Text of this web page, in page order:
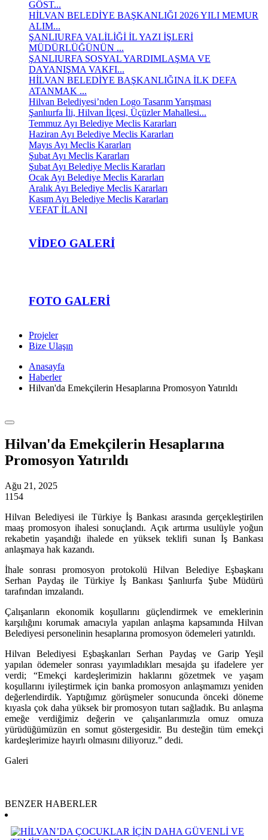
GÖST...
HİLVAN BELEDİYE BAŞKANLIĞI 2026 YILI MEMUR
ALIM...
ŞANLIURFA VALİLİĞİ İL YAZI İŞLERİ
MÜDÜRLÜĞÜNÜN ...
ŞANLIURFA SOSYAL YARDIMLAŞMA VE
DAYANIŞMA VAKFI...
HİLVAN BELEDİYE BAŞKANLIĞINA İLK DEFA
ATANMAK ...
Hilvan Belediyesi’nden Logo Tasarım Yarışması
Şanlıurfa İli, Hilvan İlçesi, Üçüzler Mahallesi...
Temmuz Ayı Belediye Meclis Kararları
Haziran Ayı Belediye Meclis Kararları
Mayıs Ayı Meclis Kararları
Şubat Ayı Meclis Kararları
Şubat Ayı Belediye Meclis Kararları
Ocak Ayı Belediye Meclis Kararları
Aralık Ayı Belediye Meclis Kararları
Kasım Ayı Belediye Meclis Kararları
VEFAT İLANI
VIDEO GALERI
FOTO GALERI
Projeler
Bize Ulaşın
Anasayfa
Haberler
Hilvan'da Emekçilerin Hesaplarına Promosyon Yatırıldı
Hilvan'da Emekçilerin Hesaplarına
Promosyon Yatırıldı
Ağu 21, 2025
1154
Hilvan Belediyesi ile Türkiye İş Bankası arasında gerçekleştirilen
maaş promosyon ihalesi sonuçlandı. Açık artırma usulüyle yoğun
rekabetin yaşandığı ihalede en yüksek teklifi sunan İş Bankası
anlaşmaya hak kazandı.
İhale sonrası promosyon protokolü Hilvan Belediye Eşbaşkanı
Serhan Paydaş ile Türkiye İş Bankası Şanlıurfa Şube Müdürü
tarafından imzalandı.
Çalışanların ekonomik koşullarını güçlendirmek ve emeklerinin
karşılığını korumak amacıyla yapılan anlaşma kapsamında Hilvan
Belediyesi personelinin hesaplarına promosyon ödemeleri yatırıldı.
Hilvan Belediyesi Eşbaşkanları Serhan Paydaş ve Garip Yeşil
yapılan ödemeler sonrası yayımladıkları mesajda şu ifadelere yer
verdi; “Emekçi kardeşlerimizin haklarını gözetmek ve yaşam
koşullarını iyileştirmek için banka promosyon anlaşmamızı yeniden
değerlendirdik. Yaptığımız görüşmeler sonucunda önceki döneme
kıyasla çok daha yüksek bir promosyon tutarı sağladık. Bu anlaşma
emeğe verdiğimiz değerin ve çalışanlarımızla omuz omuza
yürüdüğümüzün en somut göstergesidir. Bu desteğin tüm emekçi
kardeşlerimize hayırlı olmasını diliyoruz.” dedi.
Galeri
BENZER HABERLER